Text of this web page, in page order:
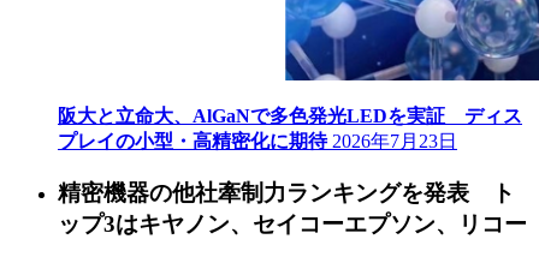
阪大と立命大、AlGaNで多色発光LEDを実証 ディス
プレイの小型・高精密化に期待 2026年7月23日
精密機器の他社牽制力ランキングを発表 ト
ップ3はキヤノン、セイコーエプソン、リコー